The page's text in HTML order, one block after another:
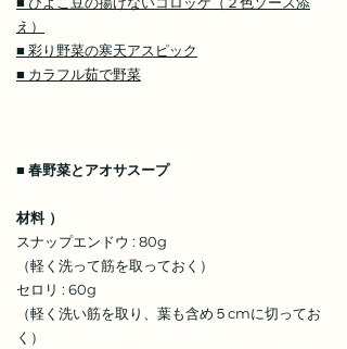
え）
■ 彩り野菜の寒天アスピック
■ カラフル茹で野菜
■ 春野菜とアオサスープ
材料 ）
スナップエンドウ : 80g
（軽く洗って筋を取っておく）
セロリ : 60g
（軽く洗い筋を取り、葉も含め５cmに切ってお
く）